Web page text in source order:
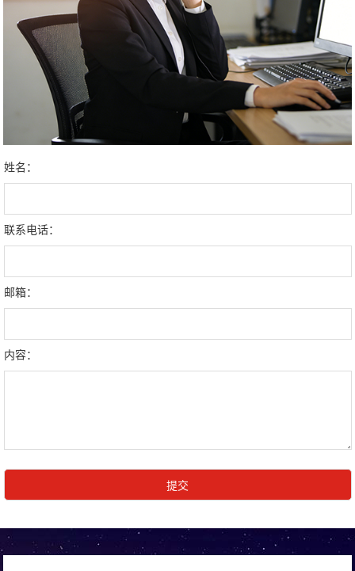
姓名：
联系电话：
邮箱：
内容：